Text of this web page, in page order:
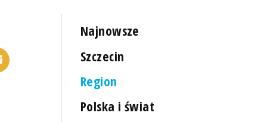
Najnowsze
Szczecin
Region
Polska i świat